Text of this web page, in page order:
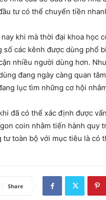
tư có thể chuyển tiền
nay khi mà thời đại khoa học
số các kênh được dùng phổ
nhiều người dùng hơn.
đang ngày càng quan
lục tìm những cơ hội
đã có thể xác định được
coin nhằm tiến hành quy
tư toàn bộ với mục tiêu là có
Share